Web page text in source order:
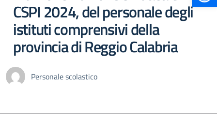
CSPI 2024, del personale degli
istituti comprensivi della
provincia di Reggio Calabria
Personale scolastico